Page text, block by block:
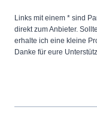
Links mit einem * sind
direkt zum Anbieter.
erhalte ich eine kleine
Danke für eure